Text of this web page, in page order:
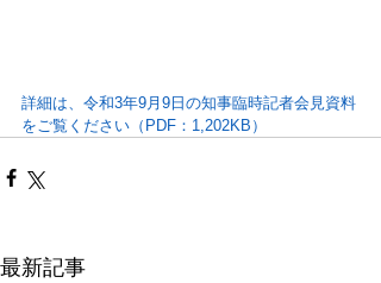
詳細は、令和3年9月9日の知事臨時記者会見資料
をご覧ください（PDF：1,202KB）
最新記事